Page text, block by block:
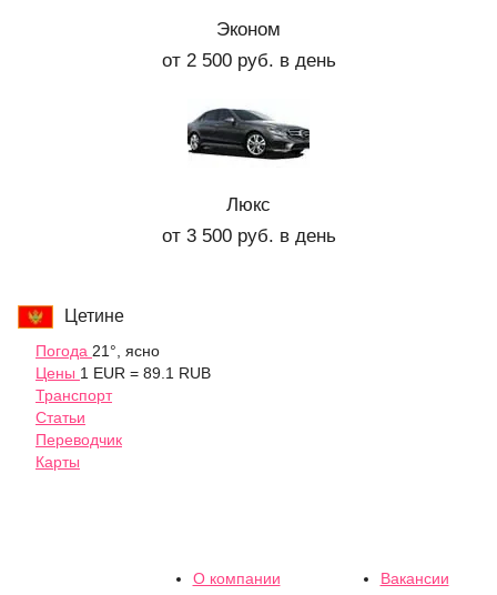
Эконом
от 2 500 руб. в день
Люкс
от 3 500 руб. в день
Цетине
Погода 21°, ясно
Цены 1 EUR = 89.1 RUB
Транспорт
Статьи
Переводчик
Карты
О компании Вакансии